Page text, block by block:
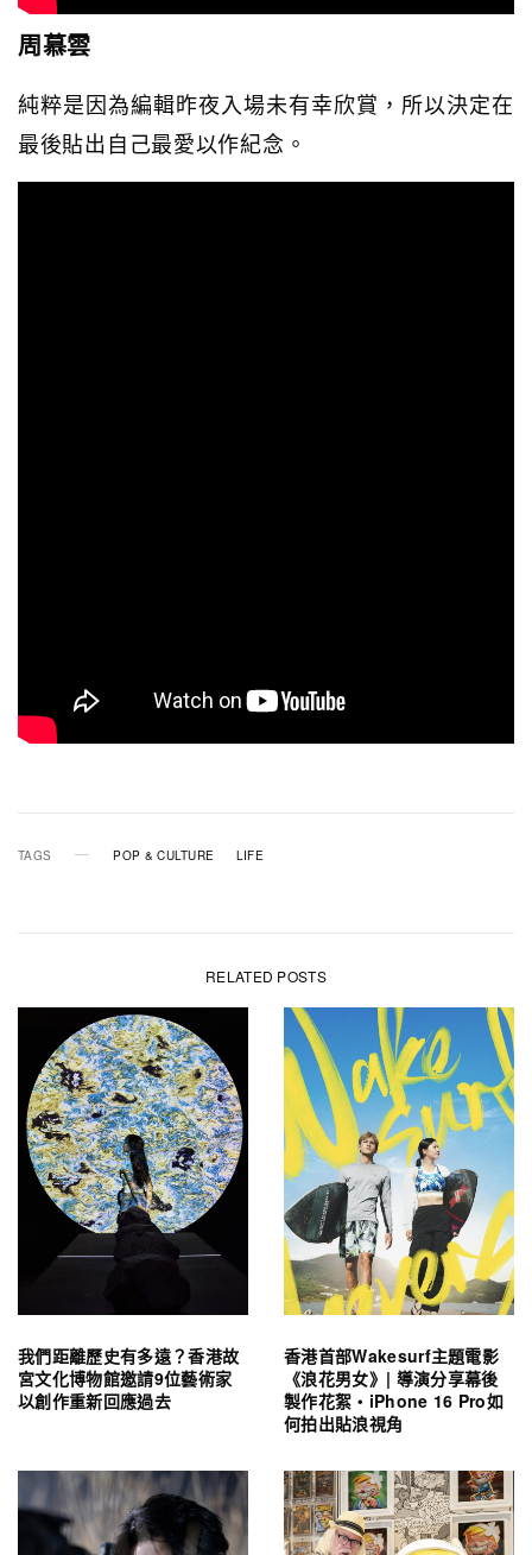
周慕雲
純粹是因為編輯昨夜入場未有幸欣賞，所以決定在
最後貼出自己最愛以作紀念。
TAGS POP & CULTURE LIFE
RELATED POSTS
我們距離歷史有多遠？香港故
宮文化博物館邀請9位藝術家
以創作重新回應過去
香港首部Wakesurf主題電影
《浪花男女》| 導演分享幕後
製作花絮・iPhone 16 Pro如
何拍出貼浪視角